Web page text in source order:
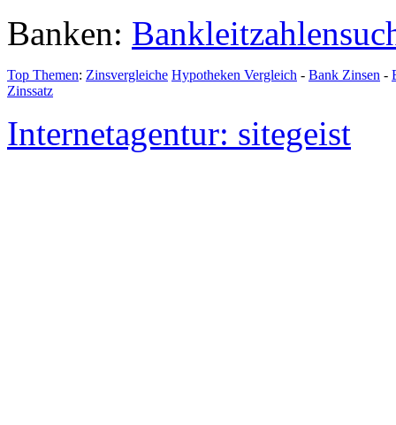
Banken:
Top Themen: Zinsvergleiche Hypotheken Vergleich - Bank Zinsen -
Zinssatz
Internetagentur: sitegeist